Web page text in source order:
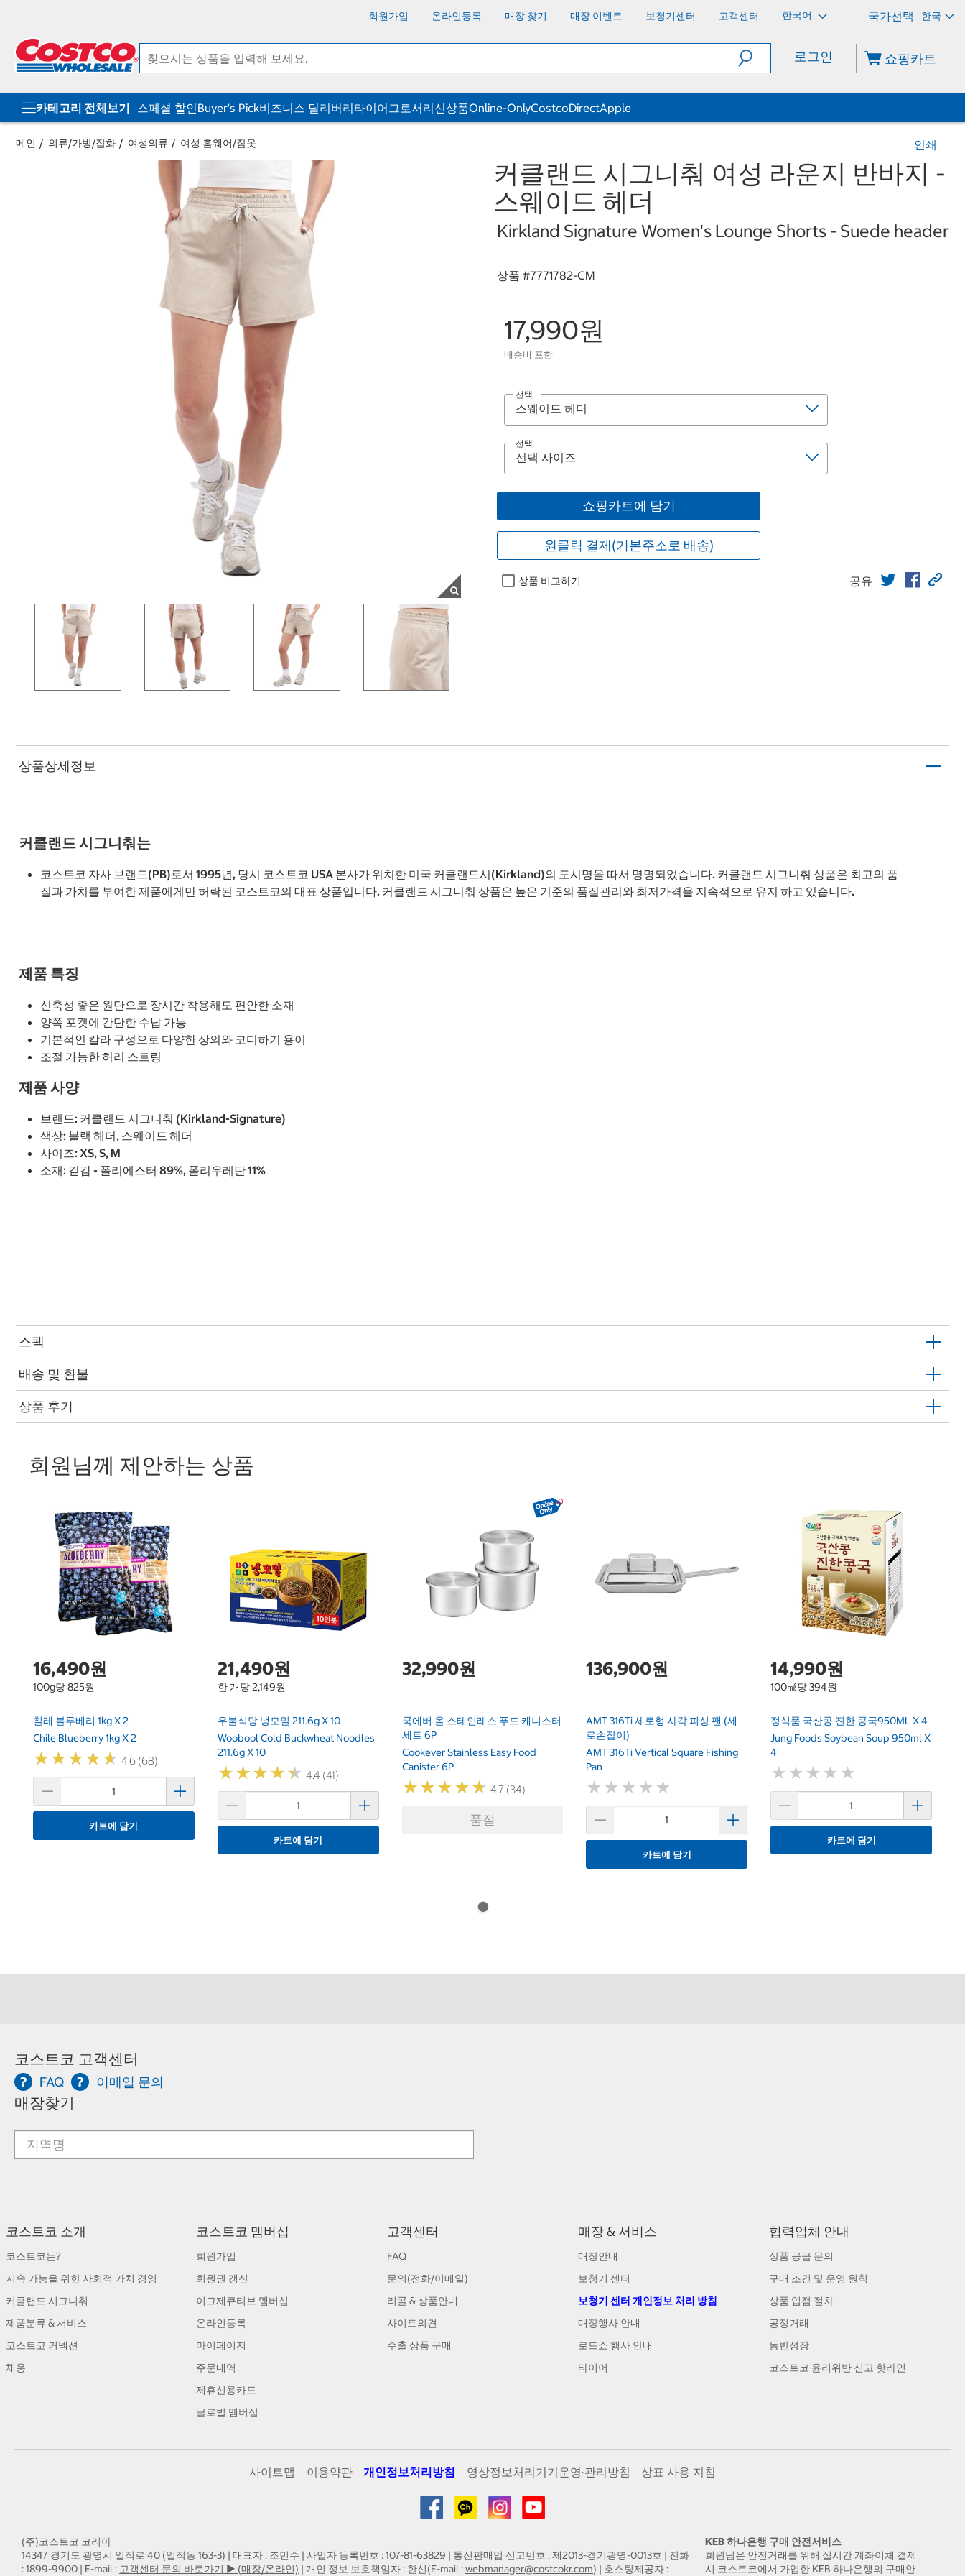
회원가입 온라인등록 매장 찾기 매장 이벤트 보청기센터 고객센터 한국어 한국
로그인 쇼핑카트
카테고리 전체보기 스페셜 할인Buyer's Pick비즈니스 딜리버리타이어그로서리신상품Online-OnlyCostcoDirectApple
메인 의류/가방/잡화 여성의류 여성 홈웨어/잠옷 인쇄
커클랜드 시그니춰 여성 라운지 반바지 -
스웨이드 헤더
Kirkland Signature Women's Lounge Shorts - Suede header
상품 #7771782-CM
17,990원
배송비 포함
선택
선택
쇼핑카트에 담기
원클릭 결제(기본주소로 배송)
상품 비교하기 공유
상품상세정보
커클랜드 시그니춰는
코스트코 자사 브랜드(PB)로서 1995년, 당시 코스트코 USA 본사가 위치한 미국 커클랜드시(Kirkland)의 도시명을 따서 명명되었습니다. 커클랜드 시그니춰 상품은 최고의 품
질과 가치를 부여한 제품에게만 허락된 코스트코의 대표 상품입니다. 커클랜드 시그니춰 상품은 높은 기준의 품질관리와 최저가격을 지속적으로 유지 하고 있습니다.
제품 특징
신축성 좋은 원단으로 장시간 착용해도 편안한 소재
양쪽 포켓에 간단한 수납 가능
기본적인 칼라 구성으로 다양한 상의와 코디하기 용이
조절 가능한 허리 스트링
제품 사양
브랜드: 커클랜드 시그니춰 (Kirkland-Signature)
색상: 블랙 헤더, 스웨이드 헤더
사이즈: XS, S, M
소재: 겉감 - 폴리에스터 89%, 폴리우레탄 11%
스펙
배송 및 환불
상품 후기
회원님께 제안하는 상품
16,490원
100g당 825원
칠레 블루베리 1kg X 2
Chile Blueberry 1kg X 2
★★★★★
★★★★★ 4.6 (68)
카트에 담기
21,490원
한 개당 2,149원
우불식당 냉모밀 211.6g X 10
Woobool Cold Buckwheat Noodles
211.6g X 10
★★★★★
★★★★★ 4.4 (41)
카트에 담기
32,990원
쿡에버 올 스테인레스 푸드 캐니스터
세트 6P
Cookever Stainless Easy Food
Canister 6P
★★★★★
★★★★★ 4.7 (34)
품절
136,900원
AMT 316Ti 세로형 사각 피싱 팬 (세
로손잡이)
AMT 316Ti Vertical Square Fishing
Pan
★ ★ ★ ★ ★
★ ★ ★ ★ ★
카트에 담기
14,990원
100㎖당 394원
정식품 국산콩 진한 콩국950ML X 4
Jung Foods Soybean Soup 950ml X
4
★ ★ ★ ★ ★
★ ★ ★ ★ ★
카트에 담기
코스트코 고객센터
FAQ 이메일 문의
매장찾기
코스트코 소개
코스트코는?
지속 가능을 위한 사회적 가치 경영
커클랜드 시그니춰
제품분류 & 서비스
코스트코 커넥션
채용
코스트코 멤버십
회원가입
회원권 갱신
이그제큐티브 멤버십
온라인등록
마이페이지
주문내역
제휴신용카드
글로벌 멤버십
고객센터
FAQ
문의(전화/이메일)
리콜 & 상품안내
사이트의견
수출 상품 구매
매장 & 서비스
매장안내
보청기 센터
보청기 센터 개인정보 처리 방침
매장행사 안내
로드쇼 행사 안내
타이어
협력업체 안내
상품 공급 문의
구매 조건 및 운영 원칙
상품 입점 절차
공정거래
동반성장
코스트코 윤리위반 신고 핫라인
사이트맵 이용약관 개인정보처리방침 영상정보처리기기운영·관리방침 상표 사용 지침
(주)코스트코 코리아
14347 경기도 광명시 일직로 40 (일직동 163-3) | 대표자 : 조민수 | 사업자 등록번호 : 107-81-63829 | 통신판매업 신고번호 : 제2013-경기광명-0013호 | 전화
: 1899-9900 | E-mail : 고객센터 문의 바로가기 ▶ (매장/온라인) | 개인 정보 보호책임자 : 한신(E-mail :webmanager@costcokr.com) | 호스팅제공자 :
KEB 하나은행 구매 안전서비스
회원님은 안전거래를 위해 실시간 계좌이체 결제
시 코스트코에서 가입한 KEB 하나은행의 구매안